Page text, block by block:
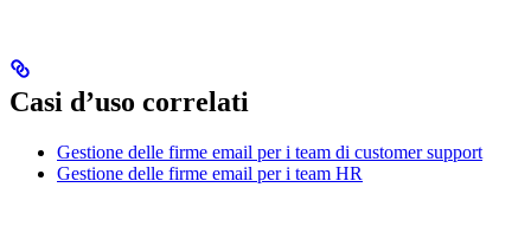
Casi d’uso correlati
Gestione delle firme email per i team di customer support
Gestione delle firme email per i team HR